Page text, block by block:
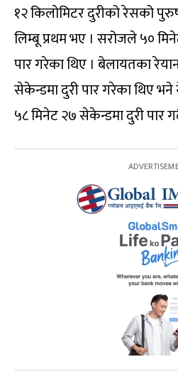
१२ किलोमिटर दुरीको रेसको
लिम्बू प्रथम भए । सरोजले ५०
पार गरेका थिए । बेलायतका
सेकेन्डमा दुरी पार गरेका थिए
५८ मिनेट २७ सेकेन्डमा दुरी पार